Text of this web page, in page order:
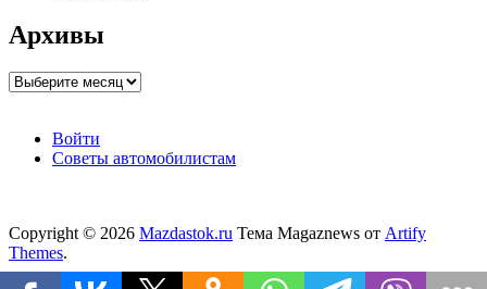
Архивы
Архивы
Войти
Советы автомобилистам
Copyright © 2026 Mazdastok.ru Тема Magaznews от Artify
Themes.